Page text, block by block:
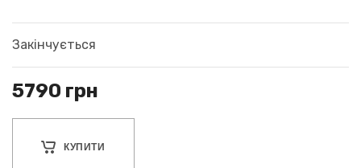
Закінчується
5790 грн
КУПИТИ